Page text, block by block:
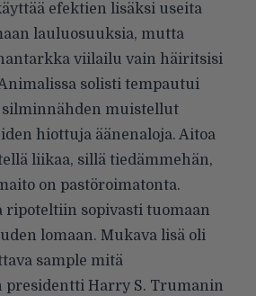
efektien lisäksi useita
lauluosuuksia, mutta
viilailu vain häiritsisi
solisti tempautui
muistellut
hiottuja äänenaloja. Aitoa
liikaa, sillä tiedämmehän,
on pastöroimatonta.
ripoteltiin sopivasti tuomaan
lomaan. Mukava lisä oli
sample mitä
presidentti Harry S. Trumanin